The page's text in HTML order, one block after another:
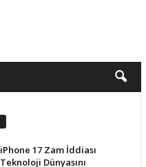
iPhone 17 Zam İddiası
Teknoloji Dünyasını